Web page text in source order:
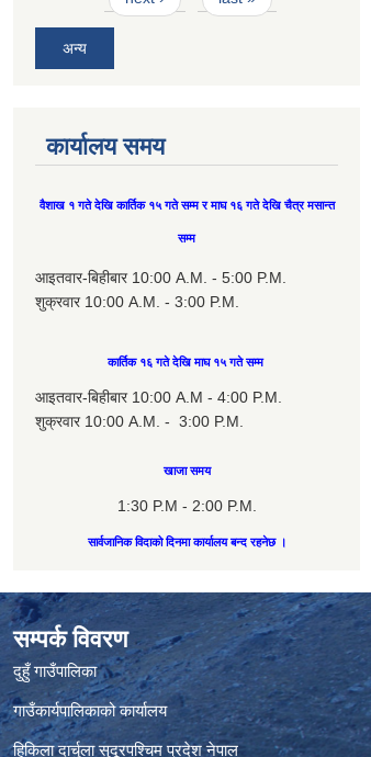
अन्य
कार्यालय समय
वैशाख १ गते देखि कार्तिक १५ गते सम्म र माघ १६ गते देखि चैत्र मसान्त
सम्म
आइतवार-बिहीबार 10:00 A.M. - 5:00 P.M.
शुक्रवार 10:00 A.M. - 3:00 P.M.
कार्तिक १६ गते देखि माघ १५ गते सम्म
आइतवार-बिहीबार 10:00 A.M - 4:00 P.M.
शुक्रवार 10:00 A.M. - 3:00 P.M.
खाजा समय
1:30 P.M - 2:00 P.M.
सार्वजानिक विदाको दिनमा कार्यालय बन्द रहनेछ ।
सम्पर्क विवरण
दुहुँ गाउँपालिका
गाउँकार्यपालिकाको कार्यालय
हिकिला दार्चुला सुदूरपश्चिम प्रदेश नेपाल